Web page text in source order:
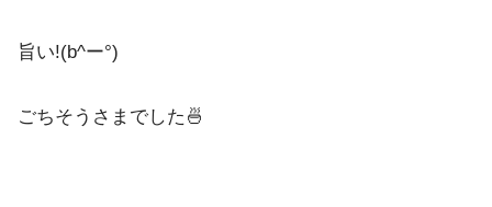
旨い!(b^ー°)
ごちそうさまでした🍜